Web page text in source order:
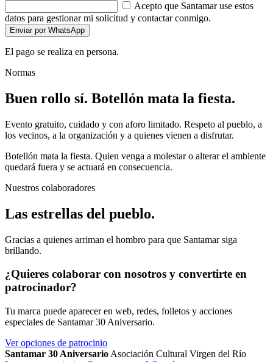
Acepto que Santamar use estos
datos para gestionar mi solicitud y contactar conmigo.
Enviar por WhatsApp
El pago se realiza en persona.
Normas
Buen rollo sí. Botellón mata la fiesta.
Evento gratuito, cuidado y con aforo limitado. Respeto al pueblo, a
los vecinos, a la organización y a quienes vienen a disfrutar.
Botellón mata la fiesta. Quien venga a molestar o alterar el ambiente
quedará fuera y se actuará en consecuencia.
Nuestros colaboradores
Las estrellas del pueblo.
Gracias a quienes arriman el hombro para que Santamar siga
brillando.
¿Quieres colaborar con nosotros y convertirte en
patrocinador?
Tu marca puede aparecer en web, redes, folletos y acciones
especiales de Santamar 30 Aniversario.
Ver opciones de patrocinio
Santamar 30 Aniversario Asociación Cultural Virgen del Río